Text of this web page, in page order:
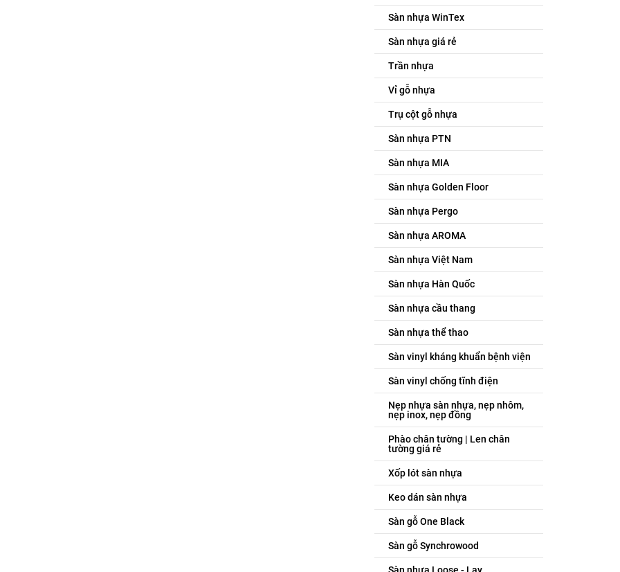
Sàn nhựa WinTex
Sàn nhựa giá rẻ
Trần nhựa
Vỉ gỗ nhựa
Trụ cột gỗ nhựa
Sàn nhựa PTN
Sàn nhựa MIA
Sàn nhựa Golden Floor
Sàn nhựa Pergo
Sàn nhựa AROMA
Sàn nhựa Việt Nam
Sàn nhựa Hàn Quốc
Sàn nhựa cầu thang
Sàn nhựa thể thao
Sàn vinyl kháng khuẩn bệnh viện
Sàn vinyl chống tĩnh điện
Nẹp nhựa sàn nhựa, nẹp nhôm,
nẹp inox, nẹp đồng
Phào chân tường | Len chân
tường giá rẻ
Xốp lót sàn nhựa
Keo dán sàn nhựa
Sàn gỗ One Black
Sàn gỗ Synchrowood